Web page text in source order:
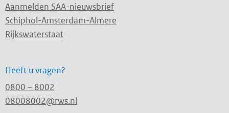
Aanmelden SAA-nieuwsbrief
Schiphol-Amsterdam-Almere
Rijkswaterstaat
Heeft u vragen?
0800 – 8002
08008002@rws.nl